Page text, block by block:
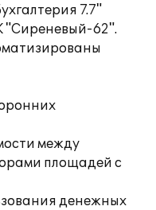
7.7"
"Сиреневый-62".
между
площадей с
денежных